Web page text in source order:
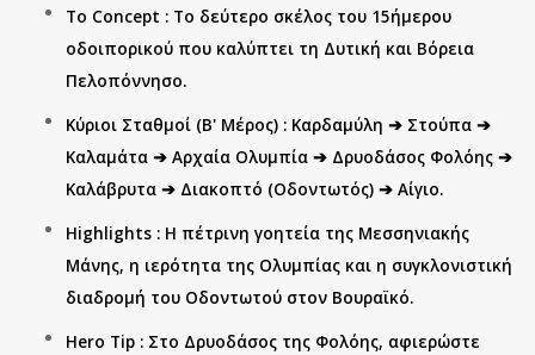
Το Concept : Το δεύτερο σκέλος του 15ήμερου
οδοιπορικού που καλύπτει τη Δυτική και Βόρεια
Πελοπόννησο.
Κύριοι Σταθμοί (Β' Μέρος) : Καρδαμύλη ➔ Στούπα ➔
Καλαμάτα ➔ Αρχαία Ολυμπία ➔ Δρυοδάσος Φολόης ➔
Καλάβρυτα ➔ Διακοπτό (Οδοντωτός) ➔ Αίγιο.
Highlights : Η πέτρινη γοητεία της Μεσσηνιακής
Μάνης, η ιερότητα της Ολυμπίας και η συγκλονιστική
διαδρομή του Οδοντωτού στον Βουραϊκό.
Hero Tip : Στο Δρυοδάσος της Φολόης, αφιερώστε